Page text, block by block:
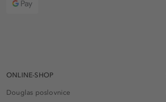
ONLINE-SHOP
Douglas poslovnice